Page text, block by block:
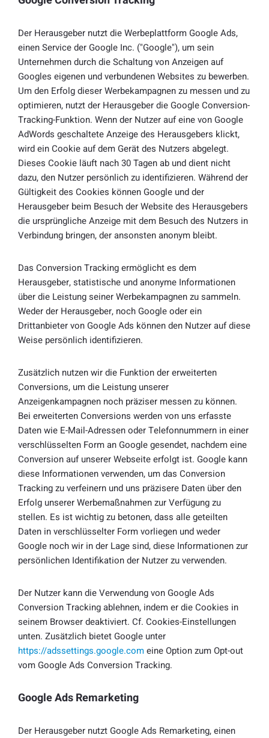
Der Herausgeber nutzt die Werbeplattform Google Ads,
einen Service der Google Inc. ("Google"), um sein
Unternehmen durch die Schaltung von Anzeigen auf
Googles eigenen und verbundenen Websites zu bewerben.
Um den Erfolg dieser Werbekampagnen zu messen und zu
optimieren, nutzt der Herausgeber die Google Conversion-
Tracking-Funktion. Wenn der Nutzer auf eine von Google
AdWords geschaltete Anzeige des Herausgebers klickt,
wird ein Cookie auf dem Gerät des Nutzers abgelegt.
Dieses Cookie läuft nach 30 Tagen ab und dient nicht
dazu, den Nutzer persönlich zu identifizieren. Während der
Gültigkeit des Cookies können Google und der
Herausgeber beim Besuch der Website des Herausgebers
die ursprüngliche Anzeige mit dem Besuch des Nutzers in
Verbindung bringen, der ansonsten anonym bleibt.
Das Conversion Tracking ermöglicht es dem
Herausgeber, statistische und anonyme Informationen
über die Leistung seiner Werbekampagnen zu sammeln.
Weder der Herausgeber, noch Google oder ein
Drittanbieter von Google Ads können den Nutzer auf diese
Weise persönlich identifizieren.
Zusätzlich nutzen wir die Funktion der erweiterten
Conversions, um die Leistung unserer
Anzeigenkampagnen noch präziser messen zu können.
Bei erweiterten Conversions werden von uns erfasste
Daten wie E-Mail-Adressen oder Telefonnummern in einer
verschlüsselten Form an Google gesendet, nachdem eine
Conversion auf unserer Webseite erfolgt ist. Google kann
diese Informationen verwenden, um das Conversion
Tracking zu verfeinern und uns präzisere Daten über den
Erfolg unserer Werbemaßnahmen zur Verfügung zu
stellen. Es ist wichtig zu betonen, dass alle geteilten
Daten in verschlüsselter Form vorliegen und weder
Google noch wir in der Lage sind, diese Informationen zur
persönlichen Identifikation der Nutzer zu verwenden.
Der Nutzer kann die Verwendung von Google Ads
Conversion Tracking ablehnen, indem er die Cookies in
seinem Browser deaktiviert. Cf. Cookies-Einstellungen
unten. Zusätzlich bietet Google unter
https://adssettings.google.comeine Option zum Opt-out
vom Google Ads Conversion Tracking.
Google Ads Remarketing
Der Herausgeber nutzt Google Ads Remarketing, einen